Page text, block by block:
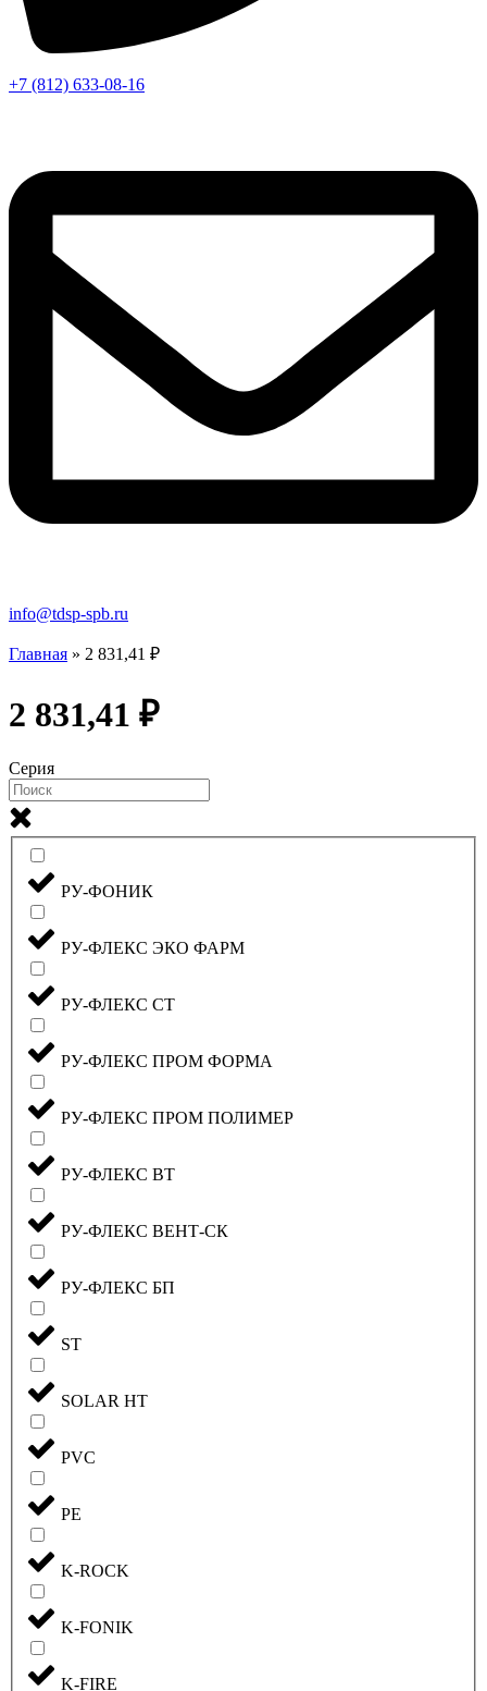
+7 (812) 633-08-16
info@tdsp-spb.ru
Главная » 2 831,41 ₽
2 831,41 ₽
Серия
РУ-ФОНИК
РУ-ФЛЕКС ЭКО ФАРМ
РУ-ФЛЕКС СТ
РУ-ФЛЕКС ПРОМ ФОРМА
РУ-ФЛЕКС ПРОМ ПОЛИМЕР
РУ-ФЛЕКС ВТ
РУ-ФЛЕКС ВЕНТ-СК
РУ-ФЛЕКС БП
ST
SOLAR HT
PVC
PE
K-ROCK
K-FONIK
K-FIRE